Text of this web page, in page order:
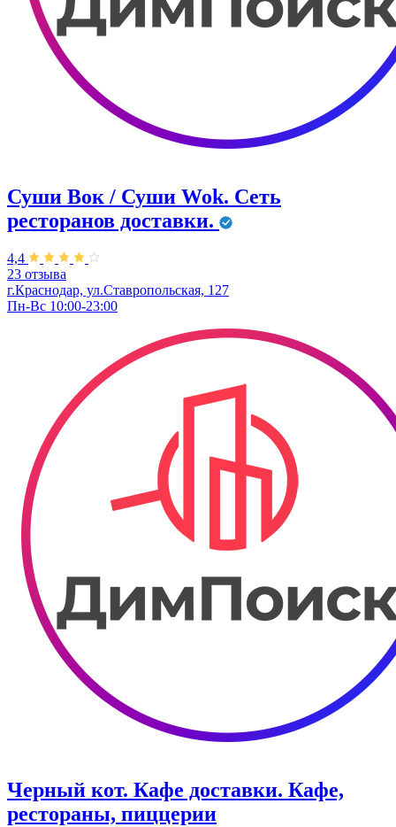
Суши Вок / Суши Wok. Сеть
ресторанов доставки.
4,4
23 отзыва
г.Краснодар, ул.Ставропольская, 127
Пн-Вс 10:00-23:00
Черный кот. Кафе доставки. Кафе,
рестораны, пиццерии